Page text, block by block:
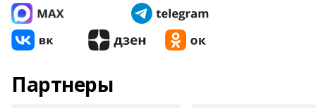
Партнеры